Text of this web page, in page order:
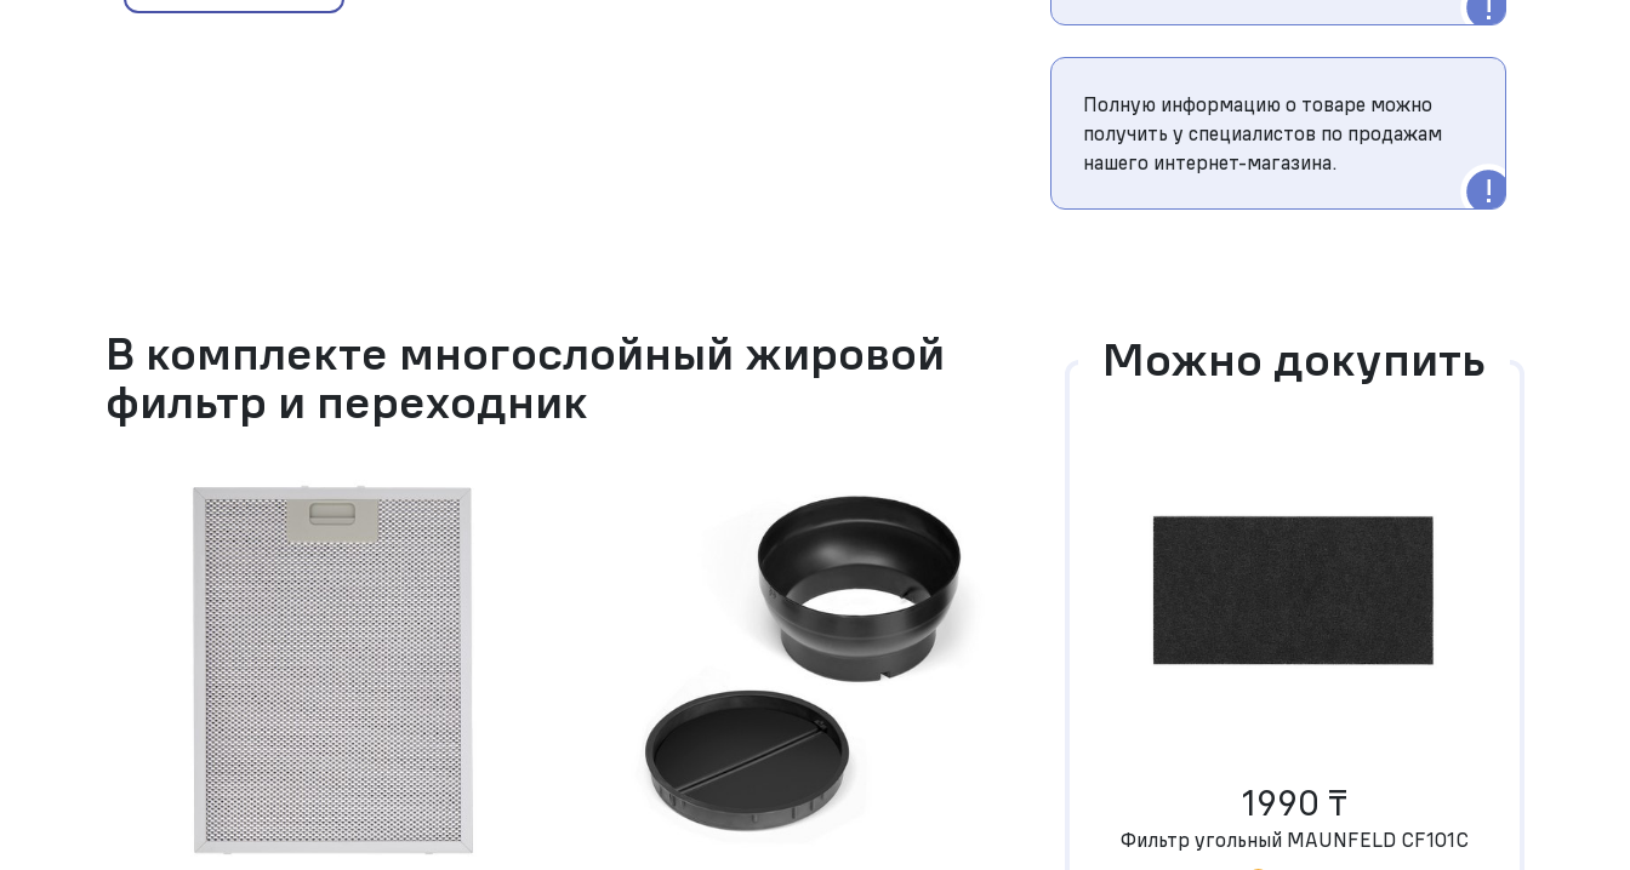
Полную информацию о товаре можно
получить у специалистов по продажам
нашего интернет-магазина.
В комплекте многослойный жировой
фильтр и переходник
Можно докупить
1990 ₸
Фильтр угольный MAUNFELD CF101C